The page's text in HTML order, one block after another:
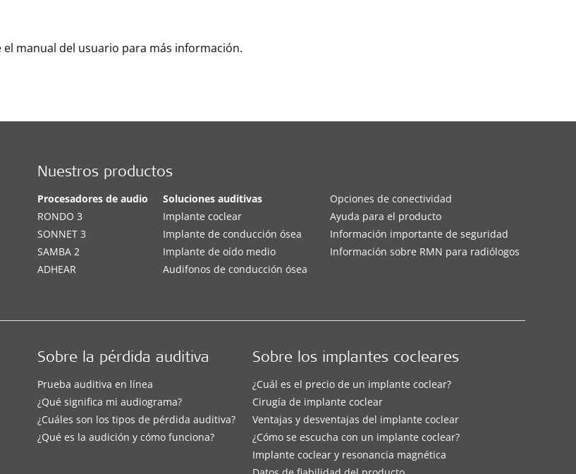
el manual del usuario para más información.
Nuestros productos
Procesadores de audio
RONDO 3
SONNET 3
SAMBA 2
ADHEAR
Soluciones auditivas
Implante coclear
Implante de conducción ósea
Implante de oído medio
Audifonos de conducción ósea
Opciones de conectividad
Ayuda para el producto
Información importante de seguridad
Información sobre RMN para radiólogos
Sobre la pérdida auditiva
Prueba auditiva en línea
¿Qué significa mi audiograma?
¿Cuáles son los tipos de pérdida auditiva?
¿Qué es la audición y cómo funciona?
Sobre los implantes cocleares
¿Cuál es el precio de un implante coclear?
Cirugía de implante coclear
Ventajas y desventajas del implante coclear
¿Cómo se escucha con un implante coclear?
Implante coclear y resonancia magnética